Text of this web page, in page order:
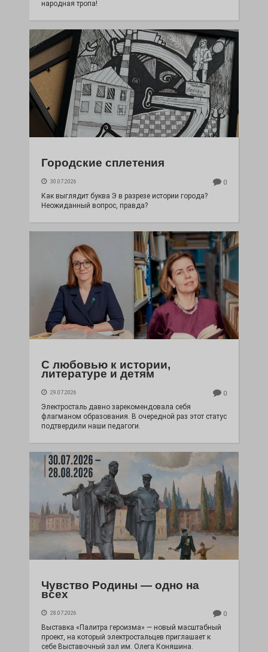
народная тропа!
Городские сплетения
30.07.2026 0
Как выглядит буква Э в разрезе истории города?
Неожиданный вопрос, правда?
С любовью к истории,
литературе и детям
29.07.2026 0
Электросталь давно зарекомендовала себя
флагманом образования. В очередной раз этот статус
подтвердили наши педагоги.
Чувство Родины — одно на
всех
28.07.2026 0
Выставка «Палитра героизма» — новый масштабный
проект, на который электростальцев приглашает к
себе Выставочный зал им. Олега Коняшина.